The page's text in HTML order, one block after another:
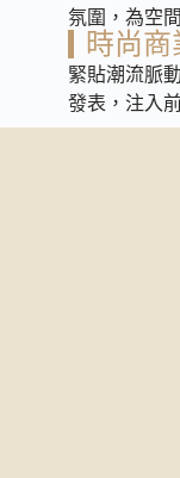
氛圍，為空
時尚商
緊貼潮流脈
發表，注入